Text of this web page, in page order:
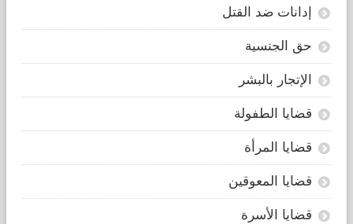
إدانات ضد القتل
حق الجنسية
الإتجار بالبشر
قضايا الطفولة
قضايا المرأة
قضايا المعوقين
قضايا الأسرة